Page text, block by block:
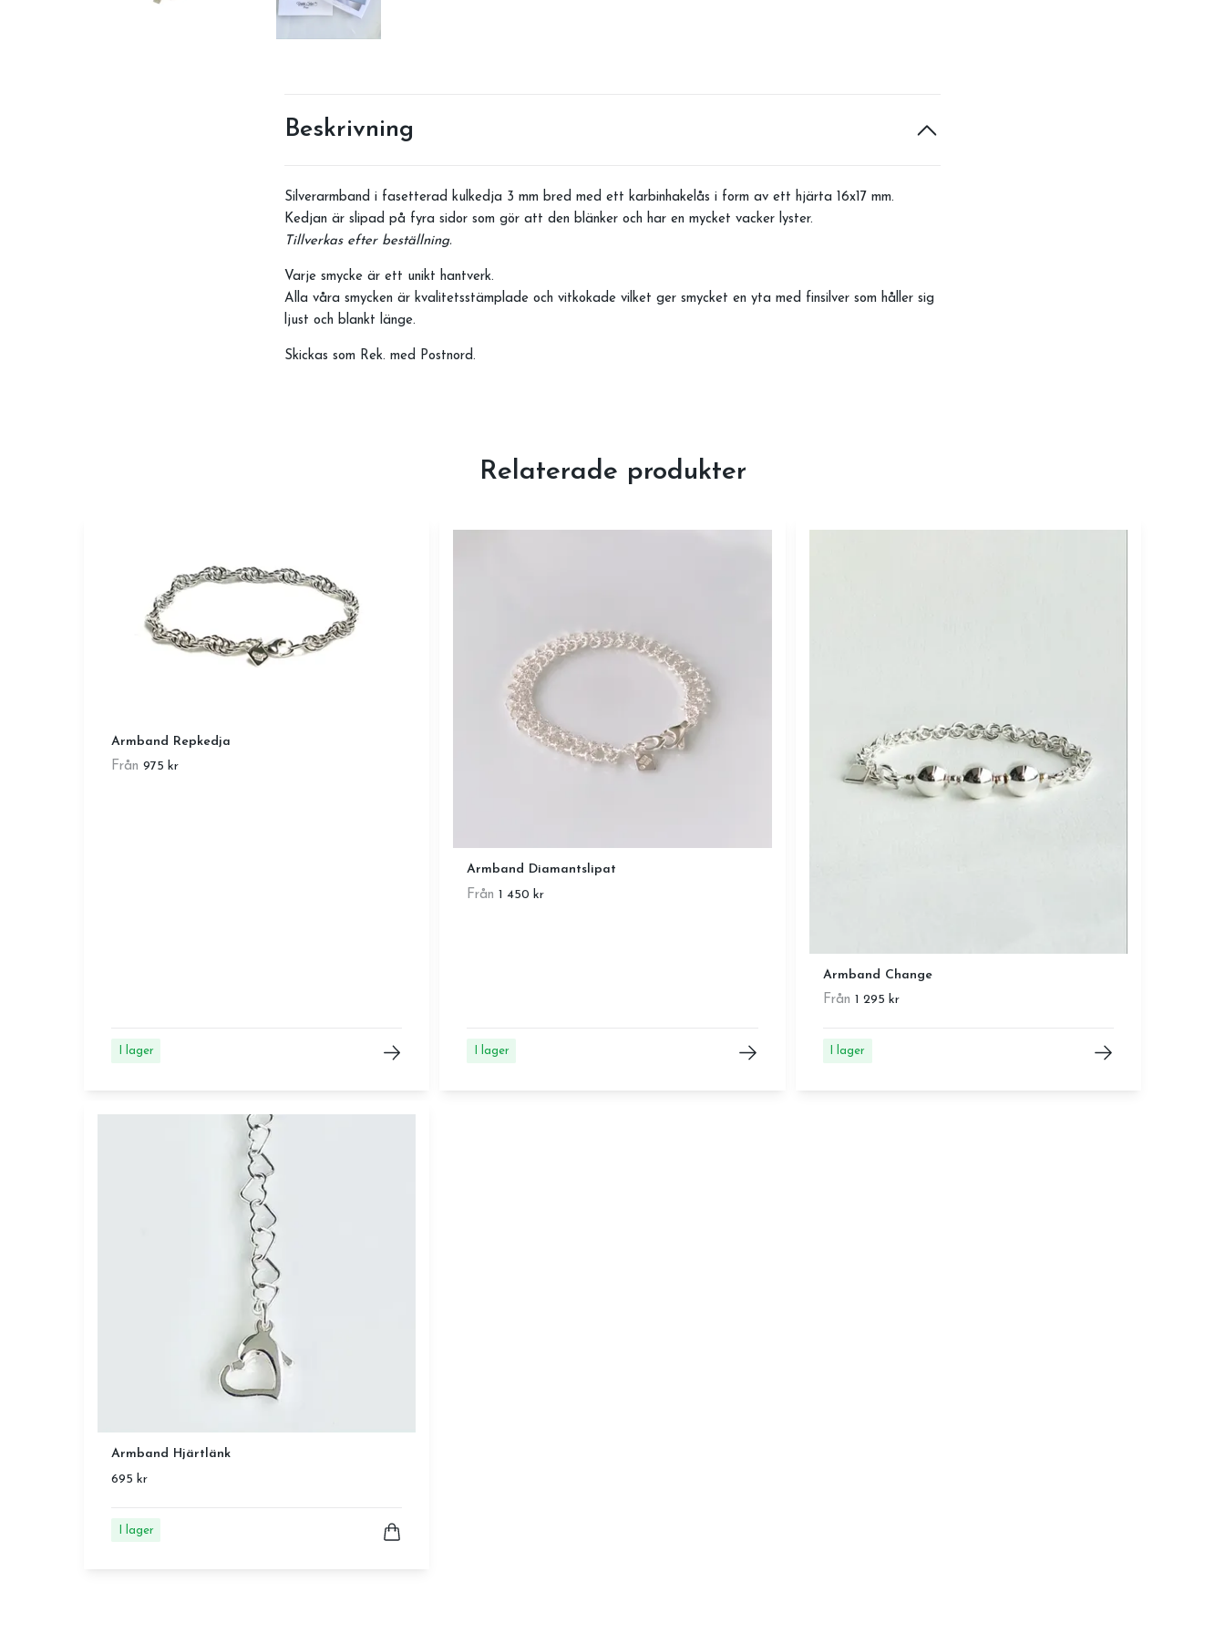
Beskrivning
Silverarmband i fasetterad kulkedja 3 mm bred med ett karbinhakelås i form av ett hjärta 16x17 mm.
Kedjan är slipad på fyra sidor som gör att den blänker och har en mycket vacker lyster.
Tillverkas efter beställning.
Varje smycke är ett unikt hantverk.
Alla våra smycken är kvalitetsstämplade och vitkokade vilket ger smycket en yta med finsilver som håller sig
ljust och blankt länge.
Skickas som Rek. med Postnord.
Relaterade produkter
Armband Repkedja
Från 975 kr
I lager
Armband Diamantslipat
Från 1 450 kr
I lager
Armband Change
Från 1 295 kr
I lager
Armband Hjärtlänk
695 kr
I lager